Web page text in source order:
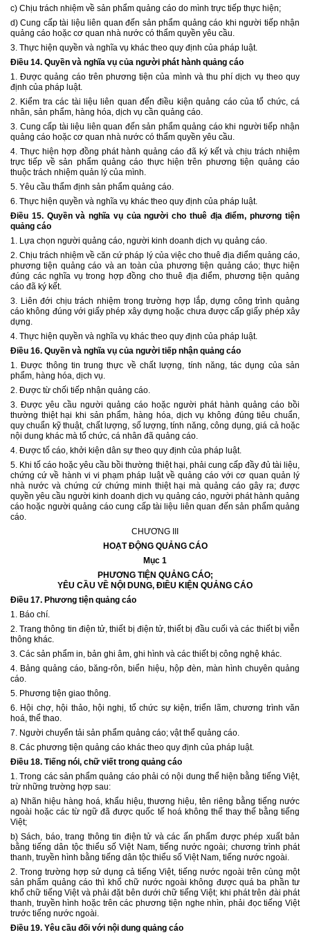
c) Chịu trách nhiệm về sản phẩm quảng cáo do mình trực tiếp thực hiện;
d) Cung cấp tài liệu liên quan đến sản phẩm quảng cáo khi người tiếp nhận
quảng cáo hoặc cơ quan nhà nước có thẩm quyền yêu cầu.
3. Thực hiện quyền và nghĩa vụ khác theo quy định của pháp luật.
Điều 14. Quyền và nghĩa vụ của người phát hành quảng cáo
1. Được quảng cáo trên phương tiện của mình và thu phí dịch vụ theo quy
định của pháp luật.
2. Kiểm tra các tài liệu liên quan đến điều kiện quảng cáo của tổ chức, cá
nhân, sản phẩm, hàng hóa, dịch vụ cần quảng cáo.
3. Cung cấp tài liệu liên quan đến sản phẩm quảng cáo khi người tiếp nhận
quảng cáo hoặc cơ quan nhà nước có thẩm quyền yêu cầu.
4. Thực hiện hợp đồng phát hành quảng cáo đã ký kết và chịu trách nhiệm
trực tiếp về sản phẩm quảng cáo thực hiện trên phương tiện quảng cáo
thuộc trách nhiệm quản lý của mình.
5. Yêu cầu thẩm định sản phẩm quảng cáo.
6. Thực hiện quyền và nghĩa vụ khác theo quy định của pháp luật.
Điều 15. Quyền và nghĩa vụ của người cho thuê địa điểm, phương tiện
quảng cáo
1. Lựa chọn người quảng cáo, người kinh doanh dịch vụ quảng cáo.
2. Chịu trách nhiệm về căn cứ pháp lý của việc cho thuê địa điểm quảng cáo,
phương tiện quảng cáo và an toàn của phương tiện quảng cáo; thực hiện
đúng các nghĩa vụ trong hợp đồng cho thuê địa điểm, phương tiện quảng
cáo đã ký kết.
3. Liên đới chịu trách nhiệm trong trường hợp lắp, dựng công trình quảng
cáo không đúng với giấy phép xây dựng hoặc chưa được cấp giấy phép xây
dựng.
4. Thực hiện quyền và nghĩa vụ khác theo quy định của pháp luật.
Điều 16. Quyền và nghĩa vụ của người tiếp nhận quảng cáo
1. Được thông tin trung thực về chất lượng, tính năng, tác dụng của sản
phẩm, hàng hóa, dịch vụ.
2. Được từ chối tiếp nhận quảng cáo.
3. Được yêu cầu người quảng cáo hoặc người phát hành quảng cáo bồi
thường thiệt hại khi sản phẩm, hàng hóa, dịch vụ không đúng tiêu chuẩn,
quy chuẩn kỹ thuật, chất lượng, số lượng, tính năng, công dụng, giá cả hoặc
nội dung khác mà tổ chức, cá nhân đã quảng cáo.
4. Được tố cáo, khởi kiện dân sự theo quy định của pháp luật.
5. Khi tố cáo hoặc yêu cầu bồi thường thiệt hại, phải cung cấp đầy đủ tài liệu,
chứng cứ về hành vi vi phạm pháp luật về quảng cáo với cơ quan quản lý
nhà nước và chứng cứ chứng minh thiệt hại mà quảng cáo gây ra; được
quyền yêu cầu người kinh doanh dịch vụ quảng cáo, người phát hành quảng
cáo hoặc người quảng cáo cung cấp tài liệu liên quan đến sản phẩm quảng
cáo.
CHƯƠNG III
HOẠT ĐỘNG QUẢNG CÁO
Mục 1
PHƯƠNG TIỆN QUẢNG CÁO;
YÊU CẦU VỀ NỘI DUNG, ĐIỀU KIỆN QUẢNG CÁO
Điều 17. Phương tiện quảng cáo
1. Báo chí.
2. Trang thông tin điện tử, thiết bị điện tử, thiết bị đầu cuối và các thiết bị viễn
thông khác.
3. Các sản phẩm in, bản ghi âm, ghi hình và các thiết bị công nghệ khác.
4. Bảng quảng cáo, băng-rôn, biển hiệu, hộp đèn, màn hình chuyên quảng
cáo.
5. Phương tiện giao thông.
6. Hội chợ, hội thảo, hội nghị, tổ chức sự kiện, triển lãm, chương trình văn
hoá, thể thao.
7. Người chuyển tải sản phẩm quảng cáo; vật thể quảng cáo.
8. Các phương tiện quảng cáo khác theo quy định của pháp luật.
Điều 18. Tiếng nói, chữ viết trong quảng cáo
1. Trong các sản phẩm quảng cáo phải có nội dung thể hiện bằng tiếng Việt,
trừ những trường hợp sau:
a) Nhãn hiệu hàng hoá, khẩu hiệu, thương hiệu, tên riêng bằng tiếng nước
ngoài hoặc các từ ngữ đã được quốc tế hoá không thể thay thế bằng tiếng
Việt;
b) Sách, báo, trang thông tin điện tử và các ấn phẩm được phép xuất bản
bằng tiếng dân tộc thiểu số Việt Nam, tiếng nước ngoài; chương trình phát
thanh, truyền hình bằng tiếng dân tộc thiểu số Việt Nam, tiếng nước ngoài.
2. Trong trường hợp sử dụng cả tiếng Việt, tiếng nước ngoài trên cùng một
sản phẩm quảng cáo thì khổ chữ nước ngoài không được quá ba phần tư
khổ chữ tiếng Việt và phải đặt bên dưới chữ tiếng Việt; khi phát trên đài phát
thanh, truyền hình hoặc trên các phương tiện nghe nhìn, phải đọc tiếng Việt
trước tiếng nước ngoài.
Điều 19. Yêu cầu đối với nội dung quảng cáo